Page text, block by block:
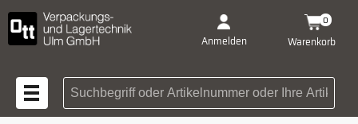
Anmelden Warenkorb
0
Suchbegriff oder